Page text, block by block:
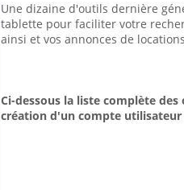
Une dizaine d'outils dernière
tablette pour faciliter votre
ainsi et vos annonces de locations
Ci-dessous la liste complète
création d'un compte utilisateur